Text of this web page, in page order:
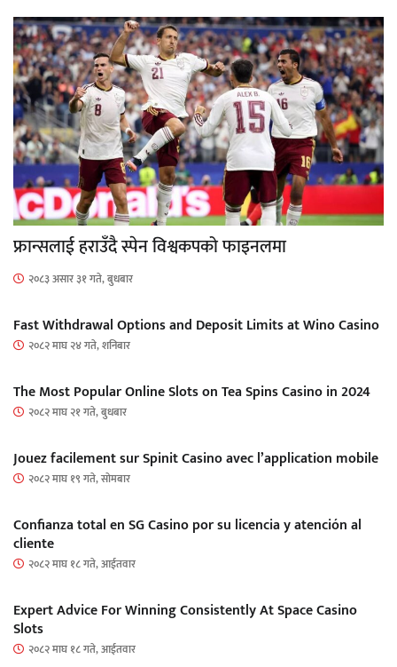
फ्रान्सलाई हराउँदै स्पेन विश्वकपको फाइनलमा
२०८३ असार ३१ गते, बुधबार
Fast Withdrawal Options and Deposit Limits at Wino Casino
२०८२ माघ २४ गते, शनिबार
The Most Popular Online Slots on Tea Spins Casino in 2024
२०८२ माघ २१ गते, बुधबार
Jouez facilement sur Spinit Casino avec l’application mobile
२०८२ माघ १९ गते, सोमबार
Confianza total en SG Casino por su licencia y atención al
cliente
२०८२ माघ १८ गते, आईतवार
Expert Advice For Winning Consistently At Space Casino
Slots
२०८२ माघ १८ गते, आईतवार